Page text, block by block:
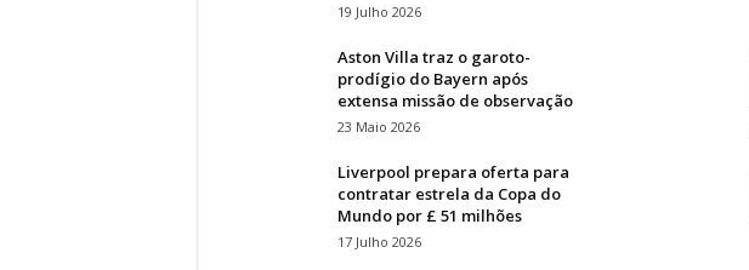
19 Julho 2026
Aston Villa traz o garoto-
prodígio do Bayern após
extensa missão de observação
23 Maio 2026
Liverpool prepara oferta para
contratar estrela da Copa do
Mundo por £ 51 milhões
17 Julho 2026